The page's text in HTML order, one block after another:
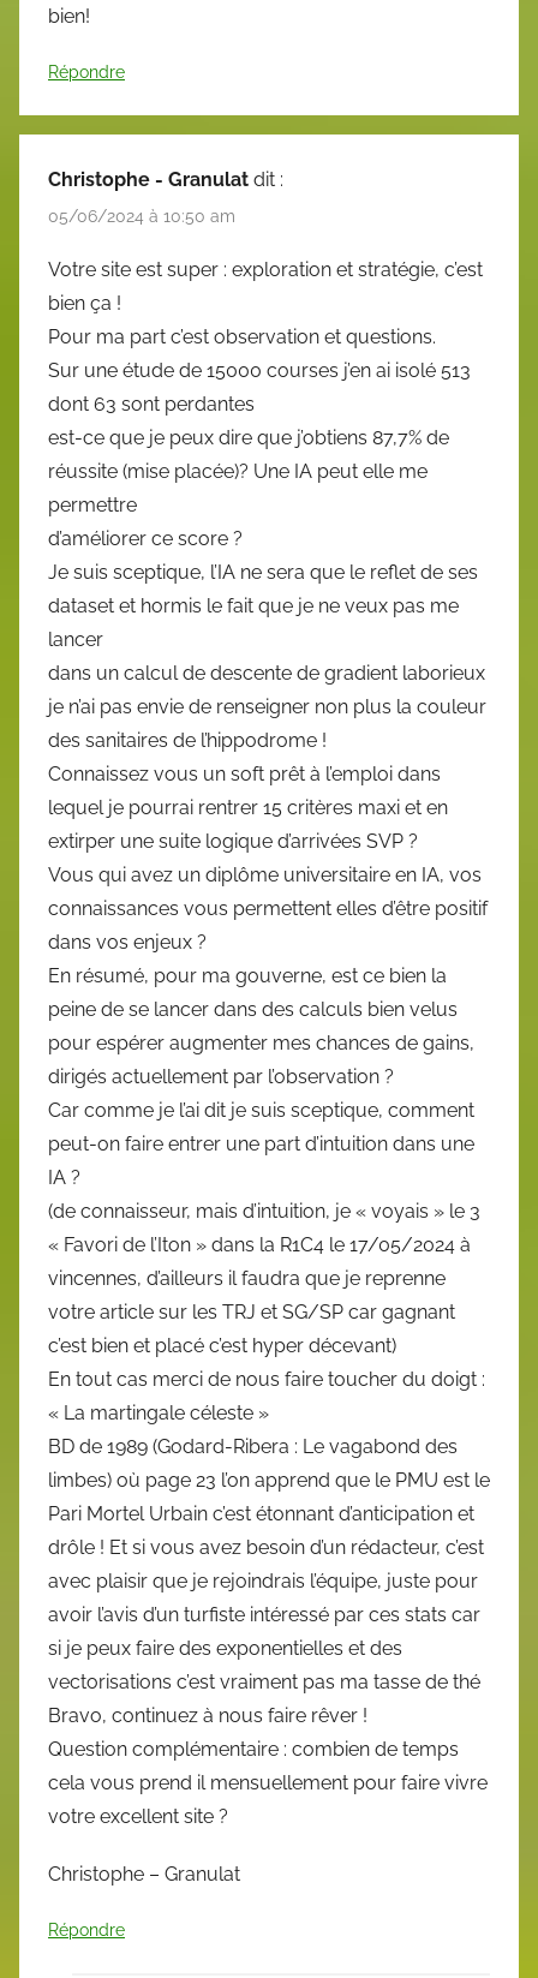
bien!
Répondre
Christophe - Granulat dit :
05/06/2024 à 10:50 am
Votre site est super : exploration et stratégie, c’est
bien ça !
Pour ma part c’est observation et questions.
Sur une étude de 15000 courses j’en ai isolé 513
dont 63 sont perdantes
est-ce que je peux dire que j’obtiens 87,7% de
réussite (mise placée)? Une IA peut elle me
permettre
d’améliorer ce score ?
Je suis sceptique, l’IA ne sera que le reflet de ses
dataset et hormis le fait que je ne veux pas me
lancer
dans un calcul de descente de gradient laborieux
je n’ai pas envie de renseigner non plus la couleur
des sanitaires de l’hippodrome !
Connaissez vous un soft prêt à l’emploi dans
lequel je pourrai rentrer 15 critères maxi et en
extirper une suite logique d’arrivées SVP ?
Vous qui avez un diplôme universitaire en IA, vos
connaissances vous permettent elles d’être positif
dans vos enjeux ?
En résumé, pour ma gouverne, est ce bien la
peine de se lancer dans des calculs bien velus
pour espérer augmenter mes chances de gains,
dirigés actuellement par l’observation ?
Car comme je l’ai dit je suis sceptique, comment
peut-on faire entrer une part d’intuition dans une
IA ?
(de connaisseur, mais d’intuition, je « voyais » le 3
« Favori de l’Iton » dans la R1C4 le 17/05/2024 à
vincennes, d’ailleurs il faudra que je reprenne
votre article sur les TRJ et SG/SP car gagnant
c’est bien et placé c’est hyper décevant)
En tout cas merci de nous faire toucher du doigt :
« La martingale céleste »
BD de 1989 (Godard-Ribera : Le vagabond des
limbes) où page 23 l’on apprend que le PMU est le
Pari Mortel Urbain c’est étonnant d’anticipation et
drôle ! Et si vous avez besoin d’un rédacteur, c’est
avec plaisir que je rejoindrais l’équipe, juste pour
avoir l’avis d’un turfiste intéressé par ces stats car
si je peux faire des exponentielles et des
vectorisations c’est vraiment pas ma tasse de thé
Bravo, continuez à nous faire rêver !
Question complémentaire : combien de temps
cela vous prend il mensuellement pour faire vivre
votre excellent site ?
Christophe – Granulat
Répondre